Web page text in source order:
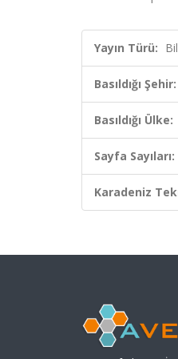
Yayın Türü:
Basıldığı Şehir:
Basıldığı Ülke:
Sayfa Sayıları:
Karadeniz